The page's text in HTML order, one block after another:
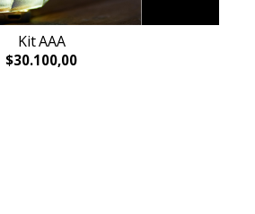
Kit AAA
$30.100,00